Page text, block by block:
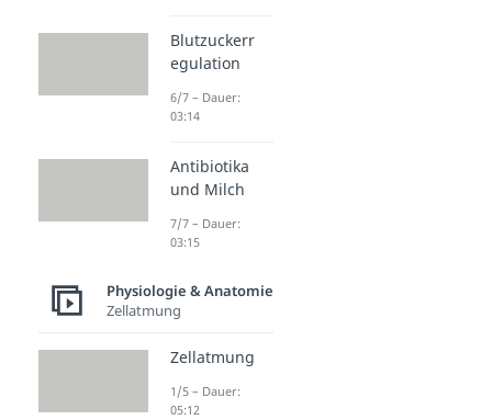
Blutzuckerr
egulation
6/7 – Dauer:
03:14
Antibiotika
und Milch
7/7 – Dauer:
03:15
Physiologie & Anatomie
Zellatmung
Zellatmung
1/5 – Dauer:
05:12